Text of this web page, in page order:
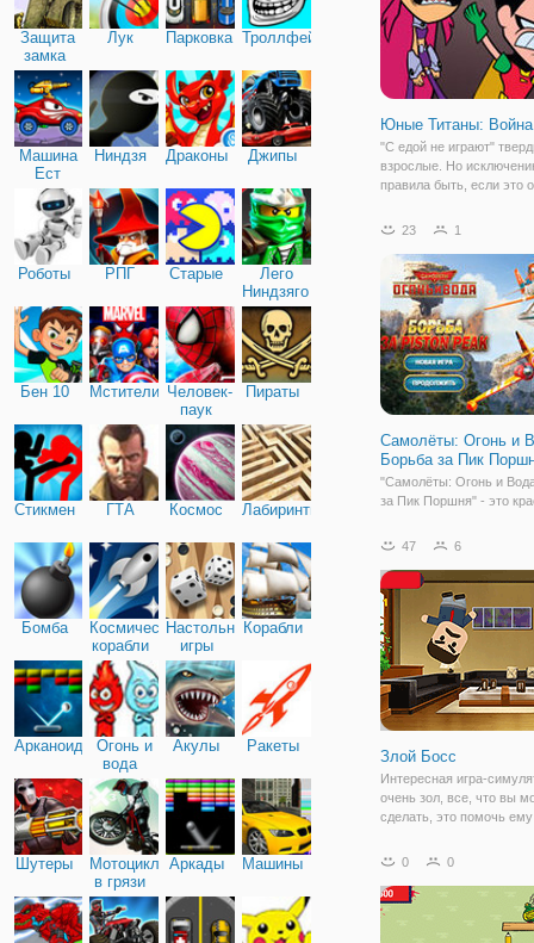
Защита
замка
Лук Парковка Троллфейс
Машина
Ест
Машину
Ниндзя Драконы Джипы
Роботы РПГ Старые
Лего
Ниндзяго
Бен 10 Мстители Человек-
паук
Пираты
Стикмен ГТА Космос Лабиринты
Бомба
Космические
корабли
Настольные
игры
Корабли
Арканоид
Огонь и
вода
Акулы Ракеты
Шутеры
Мотоциклы
в грязи
Аркады Машины
Юные Титаны:
"С едой не играют"
взрослые. Но
правила быть, если это
Это веселая и
которой время пролетает
мгновенно.
23 1
Самолёты: Огонь и
Борьба за Пик
"Самолёты: Огонь и
за Пик Поршня" - это
увлекательным
важную операцию по
леса от пожара.
47 6
Злой Босс
Интересная игра-
очень зол, все, что вы
сделать, это помочь ему
предположительно, вы
уничтожить
но перед этим вы
0 0